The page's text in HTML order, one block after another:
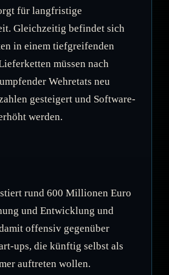
für langfristige
Gleichzeitig befindet sich
in einem tiefgreifenden
müssen nach
Wehretats neu
gesteigert und Software-
werden.
rund 600 Millionen Euro
und Entwicklung und
offensiv gegenüber
ups, die künftig selbst als
auftreten wollen.